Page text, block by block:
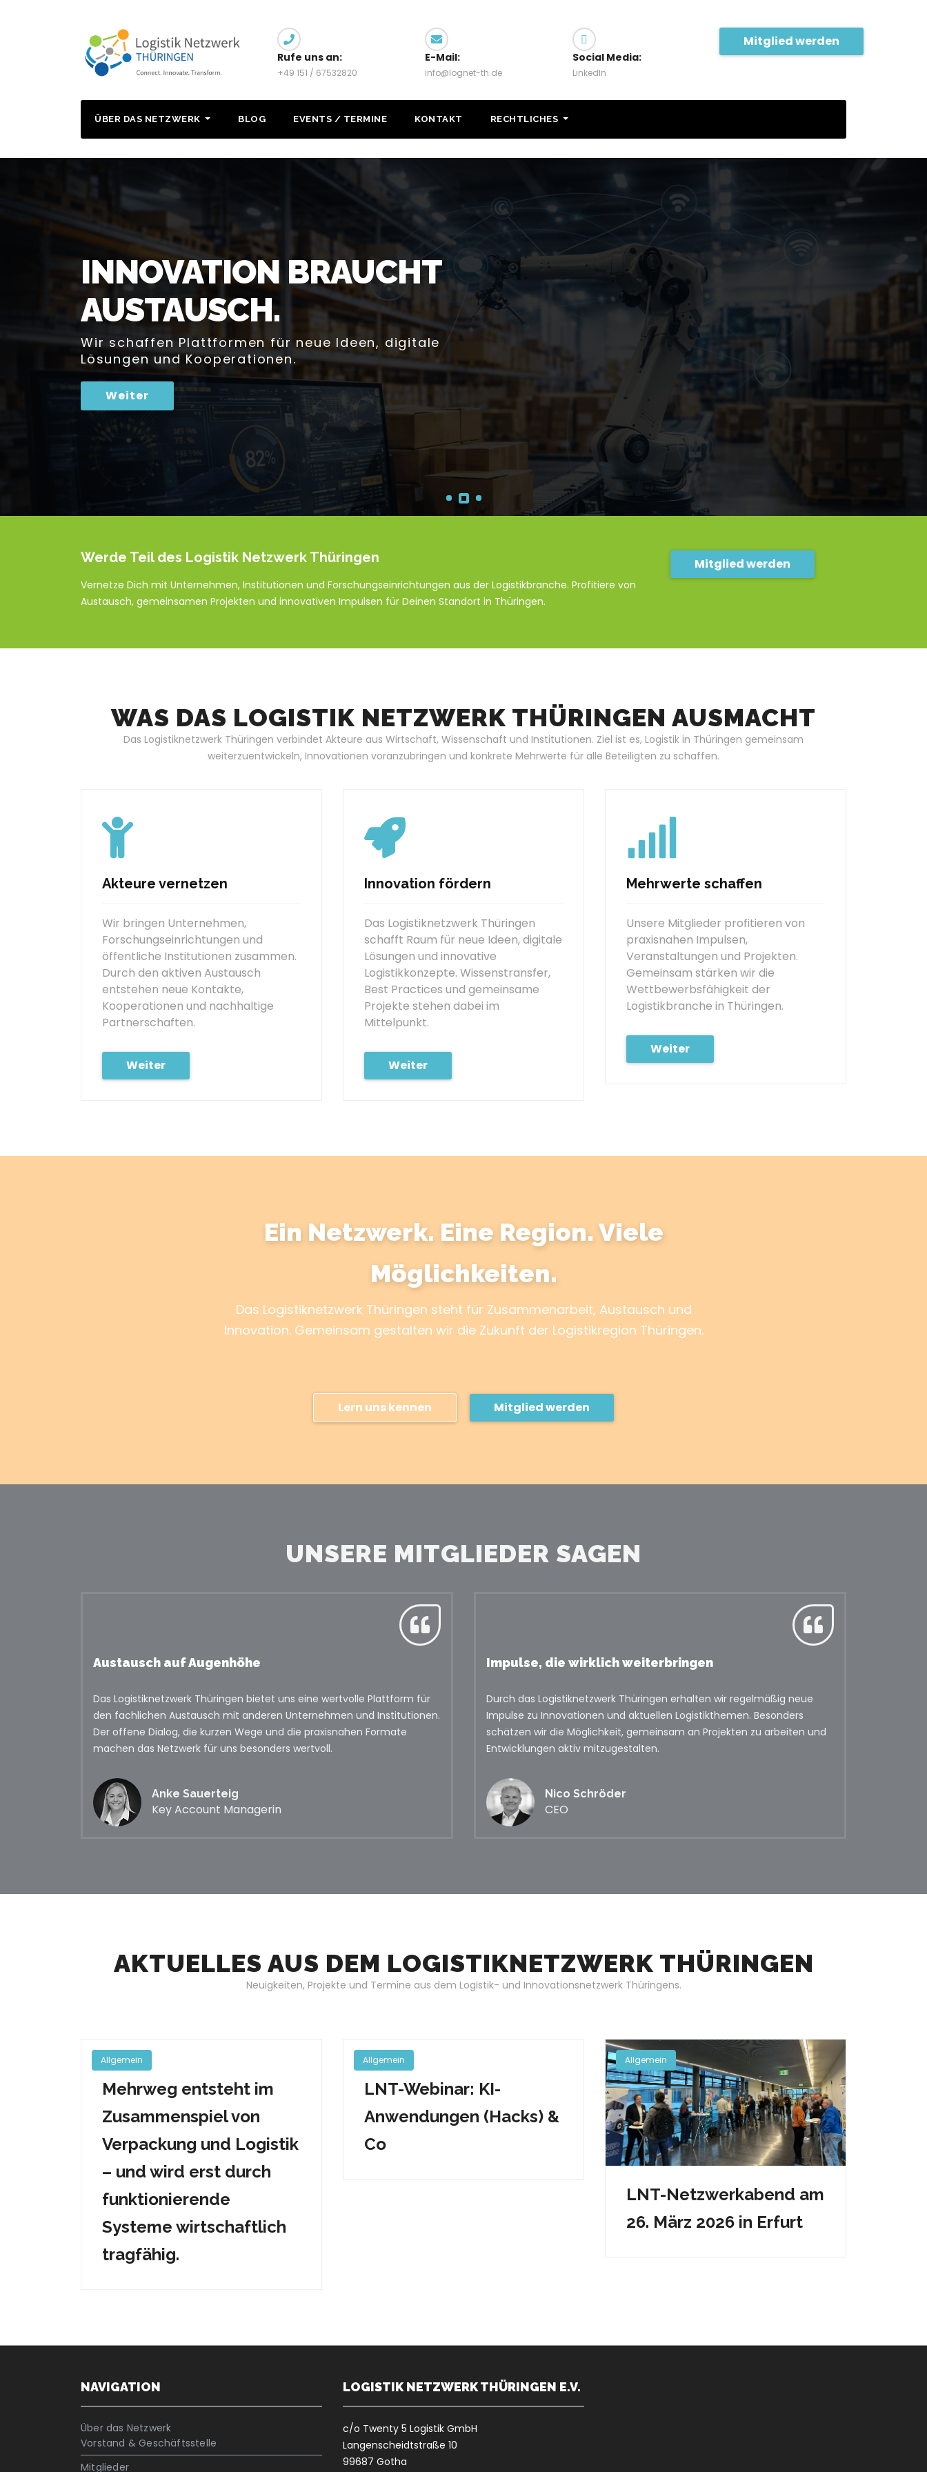
Rufe uns an:
+49 151 / 67532820
E-Mail:
info@lognet-th.de
Social Media:
LinkedIn
Mitglied werden
ÜBER DAS NETZWERK BLOG EVENTS / TERMINE KONTAKT RECHTLICHES
INNOVATION BRAUCHT
AUSTAUSCH.
Wir schaffen Plattformen für neue Ideen, digitale
Lösungen und Kooperationen.
Weiter
Werde Teil des Logistik Netzwerk Thüringen
Vernetze Dich mit Unternehmen, Institutionen und Forschungseinrichtungen aus der Logistikbranche. Profitiere von
Austausch, gemeinsamen Projekten und innovativen Impulsen für Deinen Standort in Thüringen.
Mitglied werden
WAS DAS LOGISTIK NETZWERK THÜRINGEN AUSMACHT
Das Logistiknetzwerk Thüringen verbindet Akteure aus Wirtschaft, Wissenschaft und Institutionen. Ziel ist es, Logistik in Thüringen gemeinsam
weiterzuentwickeln, Innovationen voranzubringen und konkrete Mehrwerte für alle Beteiligten zu schaffen.
Akteure vernetzen
Wir bringen Unternehmen,
Forschungseinrichtungen und
öffentliche Institutionen zusammen.
Durch den aktiven Austausch
entstehen neue Kontakte,
Kooperationen und nachhaltige
Partnerschaften.
Weiter
Innovation fördern
Das Logistiknetzwerk Thüringen
schafft Raum für neue Ideen, digitale
Lösungen und innovative
Logistikkonzepte. Wissenstransfer,
Best Practices und gemeinsame
Projekte stehen dabei im
Mittelpunkt.
Weiter
Mehrwerte schaffen
Unsere Mitglieder profitieren von
praxisnahen Impulsen,
Veranstaltungen und Projekten.
Gemeinsam stärken wir die
Wettbewerbsfähigkeit der
Logistikbranche in Thüringen.
Weiter
Ein Netzwerk. Eine Region. Viele
Möglichkeiten.
Das Logistiknetzwerk Thüringen steht für Zusammenarbeit, Austausch und
Innovation. Gemeinsam gestalten wir die Zukunft der Logistikregion Thüringen.
Lern uns kennen Mitglied werden
UNSERE MITGLIEDER SAGEN
Austausch auf Augenhöhe
Das Logistiknetzwerk Thüringen bietet uns eine wertvolle Plattform für
den fachlichen Austausch mit anderen Unternehmen und Institutionen.
Der offene Dialog, die kurzen Wege und die praxisnahen Formate
machen das Netzwerk für uns besonders wertvoll.
Anke Sauerteig
Key Account Managerin
Impulse, die wirklich weiterbringen
Durch das Logistiknetzwerk Thüringen erhalten wir regelmäßig neue
Impulse zu Innovationen und aktuellen Logistikthemen. Besonders
schätzen wir die Möglichkeit, gemeinsam an Projekten zu arbeiten und
Entwicklungen aktiv mitzugestalten.
Nico Schröder
CEO
AKTUELLES AUS DEM LOGISTIKNETZWERK THÜRINGEN
Neuigkeiten, Projekte und Termine aus dem Logistik- und Innovationsnetzwerk Thüringens.
Allgemein
Mehrweg entsteht im
Zusammenspiel von
Verpackung und Logistik
– und wird erst durch
funktionierende
Systeme wirtschaftlich
tragfähig.
Allgemein
LNT-Webinar: KI-
Anwendungen (Hacks) &
Co
Allgemein
LNT-Netzwerkabend am
26. März 2026 in Erfurt
NAVIGATION
Über das Netzwerk
Vorstand & Geschäftsstelle
Mitglieder
LOGISTIK NETZWERK THÜRINGEN E.V.
c/o Twenty 5 Logistik GmbH
Langenscheidtstraße 10
99687 Gotha